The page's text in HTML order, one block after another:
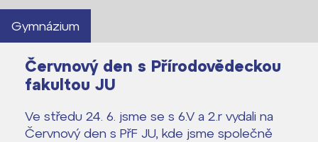
Gymnázium
Červnový den s Přírodovědeckou
fakultou JU
Ve středu 24. 6. jsme se s 6.V a 2.r vydali na
Červnový den s PřF JU, kde jsme společně